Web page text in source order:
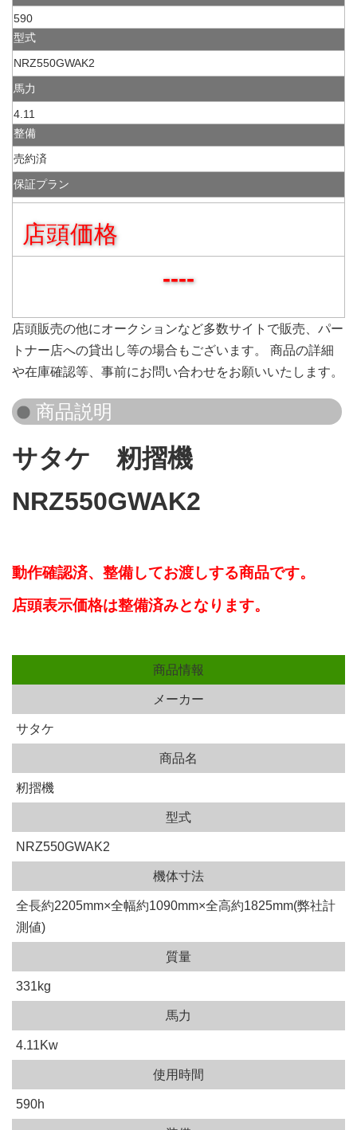
590
型式
NRZ550GWAK2
馬力
4.11
整備
売約済
保証プラン
店頭価格
----
店頭販売の他にオークションなど多数サイトで販売、パー
トナー店への貸出し等の場合もございます。 商品の詳細
や在庫確認等、事前にお問い合わせをお願いいたします。
サタケ 籾摺機
NRZ550GWAK2
動作確認済、 整備してお渡しする商品です。
店頭表示価格は整備済みとなります。
商品情報
メーカー
サタケ
商品名
籾摺機
型式
NRZ550GWAK2
機体寸法
全長約2205mm×全幅約1090mm×全高約1825mm(弊社計
測値)
質量
331kg
馬力
4.11Kw
使用時間
590h